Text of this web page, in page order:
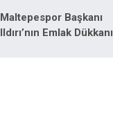
Maltepespor Başkanı
Ildırı’nın Emlak Dükkanı